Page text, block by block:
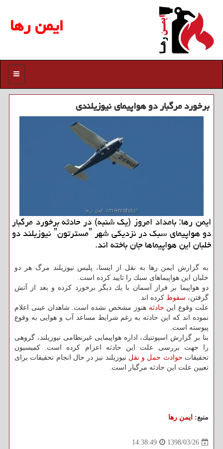
ایمن رها
منو
برخورد مرگبار دو هواپیمای نیوزیلندی
ایمن رها: بامداد امروز (یك شنبه) در حادثه برخورد مرگبار
دو هواپیمای سبك در نزدیكی شهر ˮمسترتونˮ نیوزیلند دو
خلبان این هواپیماها جان باخته اند.
به گزارش ایمن رها به نقل از ایسنا، پلیس نیوزیلند مرگ هر دو
خلبان این هواپیماهای سبك را تایید كرده است.
دو هواپیما بر فراز آسمان با یك دیگر برخورد كرده و بعد از آتش
گرفتن، سقوط كرده اند.
علت وقوع این حادثه هنوز مشخص نشده است. شاهدان عینی اعلام
نموده اند كه این حادثه به رغم شرایط مساعد آب و هوایی به وقوع
پیوسته است.
بنا بر گزارش اسپوتنیك، اداره هواپیمایی غیرنظامی نیوزیلند، گروهی
را جهت بررسی علت این حادثه اعزام كرده است. كمیسیون
تحقیقات حوادث حمل و نقل نیوزیلند نیز در حال انجام تحقیقات برای
تعیین علت این حادثه مرگبار است.
منبع: ایمن رها
1398/03/26
14:38:49